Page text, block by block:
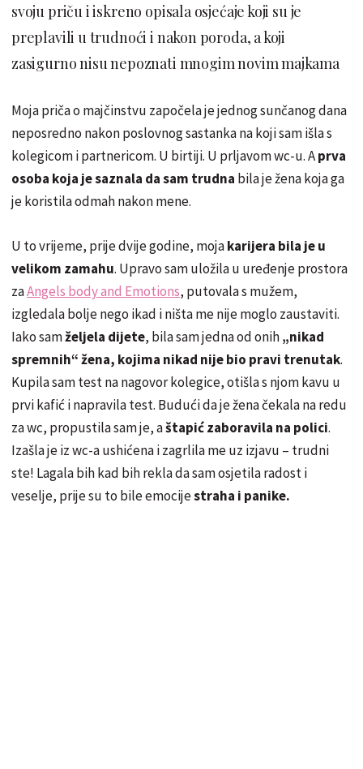
svoju priču i iskreno opisala osjećaje koji su je
preplavili u trudnoći i nakon poroda, a koji
zasigurno nisu nepoznati mnogim novim majkama
Moja priča o majčinstvu započela je jednog sunčanog dana
neposredno nakon poslovnog sastanka na koji sam išla s
kolegicom i partnericom. U birtiji. U prljavom wc-u. Aprva
osoba koja je saznala da sam trudna bila je žena koja ga
je koristila odmah nakon mene.
U to vrijeme, prije dvije godine, mojakarijera bila je u
velikom zamahu. Upravo sam uložila u uređenje prostora
zaAngels body and Emotions, putovala s mužem,
izgledala bolje nego ikad i ništa me nije moglo zaustaviti.
Iako samželjela dijete, bila sam jedna od onih„nikad
spremnih“ žena, kojima nikad nije bio pravi trenutak.
Kupila sam test na nagovor kolegice, otišla s njom kavu u
prvi kafić i napravila test. Budući da je žena čekala na redu
za wc, propustila sam je, aštapić zaboravila na polici.
Izašla je iz wc-a ushićena i zagrlila me uz izjavu – trudni
ste! Lagala bih kad bih rekla da sam osjetila radost i
veselje, prije su to bile emocijestraha i panike.